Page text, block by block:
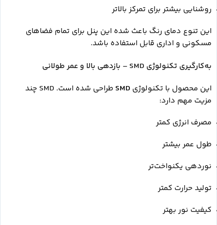
روشنایی بیشتر برای تمرکز بالاتر
این تنوع دمای رنگ باعث شده این پنل برای تمام فضاهای
مسکونی و اداری قابل استفاده باشد.
به‌کارگیری تکنولوژی SMD – بازدهی بالا و عمر طولانی
این محصول با تکنولوژی SMD
طراحی شده است. SMD چند
مزیت مهم دارد:
مصرف انرژی کمتر
طول عمر بیشتر
نوردهی یکنواخت‌تر
تولید حرارت کمتر
کیفیت نور بهتر